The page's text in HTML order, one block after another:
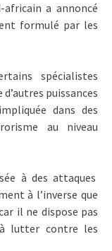
a annoncé
formulé par les
spécialistes
puissances
dans des
au niveau
à des attaques
à l’inverse que
il ne dispose pas
lutter contre les